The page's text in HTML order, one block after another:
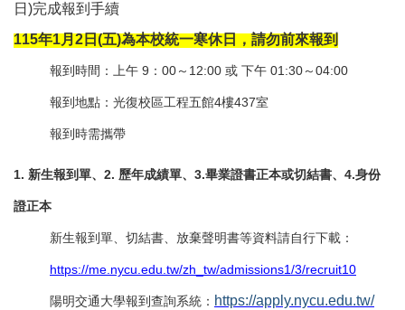
日)完成報到手續
115年1月2日(五)為本校統一寒休日，請勿前來報到
報到時間：上午 9：00～12:00 或 下午 01:30～04:00
報到地點：光復校區工程五館4樓437室
報到時需攜帶
1. 新生報到單、2. 歷年成績單、3.畢業證書正本或切結書、4.身份
證正本
新生報到單、切結書、放棄聲明書等資料請自行下載：
https://me.nycu.edu.tw/zh_tw/admissions1/3/recruit10
陽明交通大學報到查詢系統： https://apply.nycu.edu.tw/